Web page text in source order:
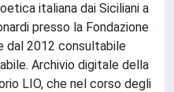
italiana dai Siciliani a
presso la Fondazione
dal 2012 consultabile
Archivio digitale della
LIO, che nel corso degli